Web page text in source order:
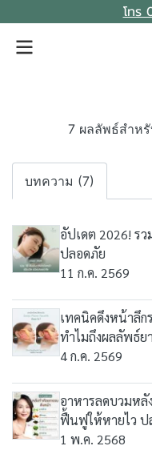
โทร
7 ผลลัพธ์สำห
บทความ (7)
อัปเดต 2026! ร
ปลอดภัย
11 ก.ค. 2569
เทคนิคดึงหน้าลึก
ทำไมถึงผลลัพธ์ย
4 ก.ค. 2569
อาหารลดบวมหลั
ฟื้นฟูให้หายไว ป
1 พ.ค. 2568